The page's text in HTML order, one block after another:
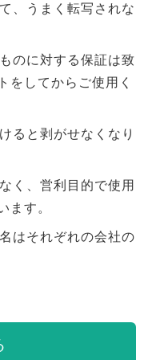
、うまく転写されな
のに対する保証は致
をしてからご使用く
ると剥がせなくなり
く、営利目的で使用
ます。
はそれぞれの会社の